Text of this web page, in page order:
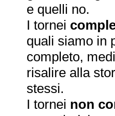
e quelli no.
I tornei
quali siamo in
completo,
risalire alla
stessi.
I tornei non